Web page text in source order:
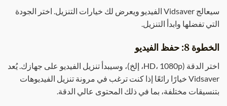
سيعالج Vidsaver الفيديو ويعرض لك خيارات التنزيل. اختر الجودة
التي تفضلها وابدأ التنزيل.
الخطوة 8: حفظ الفيديو
اختر الدقة (HD، 1080p، إلخ)، وسيبدأ تنزيل الفيديو على جهازك. يُعد
Vidsaver خيارًا رائعًا إذا كنت ترغب في مرونة تنزيل الفيديوهات
بتنسيقات مختلفة، بما في ذلك المحتوى عالي الدقة.